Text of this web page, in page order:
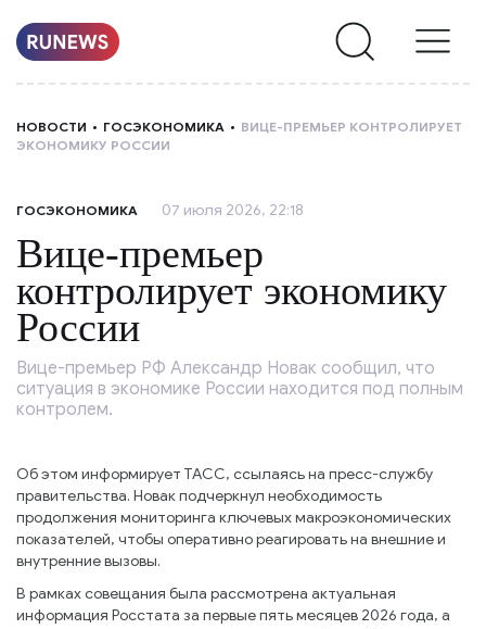
О
НАС
НОВОСТИ ГОСЭКОНОМИКА
ВИЦЕ-ПРЕМЬЕР КОНТРОЛИРУЕТ
ЭКОНОМИКУ РОССИИ
ГОСЭКОНОМИКА 07 июля 2026, 22:18
Вице-премьер
контролирует экономику
России
Вице-премьер РФ Александр Новак сообщил, что
ситуация в экономике России находится под полным
контролем.
Об этом информирует ТАСС, ссылаясь на пресс-службу
правительства. Новак подчеркнул необходимость
продолжения мониторинга ключевых макроэкономических
показателей, чтобы оперативно реагировать на внешние и
внутренние вызовы.
В рамках совещания была рассмотрена актуальная
информация Росстата за первые пять месяцев 2026 года, а